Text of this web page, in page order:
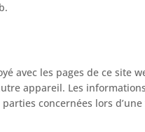
avec les pages de ce site
appareil. Les
concernées lors